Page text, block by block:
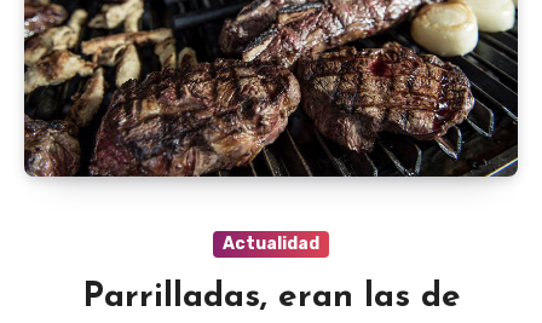
Actualidad
Parrilladas, eran las de